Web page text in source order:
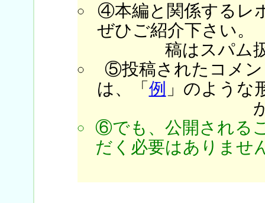
④本編と関係するレ
ぜひご紹介下さい。
稿はスパム
⑤投稿されたコメン
は、「 例 」のような
⑥でも、公開される
だく必要はありませ